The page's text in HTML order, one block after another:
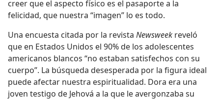
creer que el aspecto físico es el pasaporte a la
felicidad, que nuestra “imagen” lo es todo.
Una encuesta citada por la revista Newsweek reveló
que en Estados Unidos el 90% de los adolescentes
americanos blancos “no estaban satisfechos con su
cuerpo”. La búsqueda desesperada por la figura ideal
puede afectar nuestra espiritualidad. Dora era una
joven testigo de Jehová a la que le avergonzaba su